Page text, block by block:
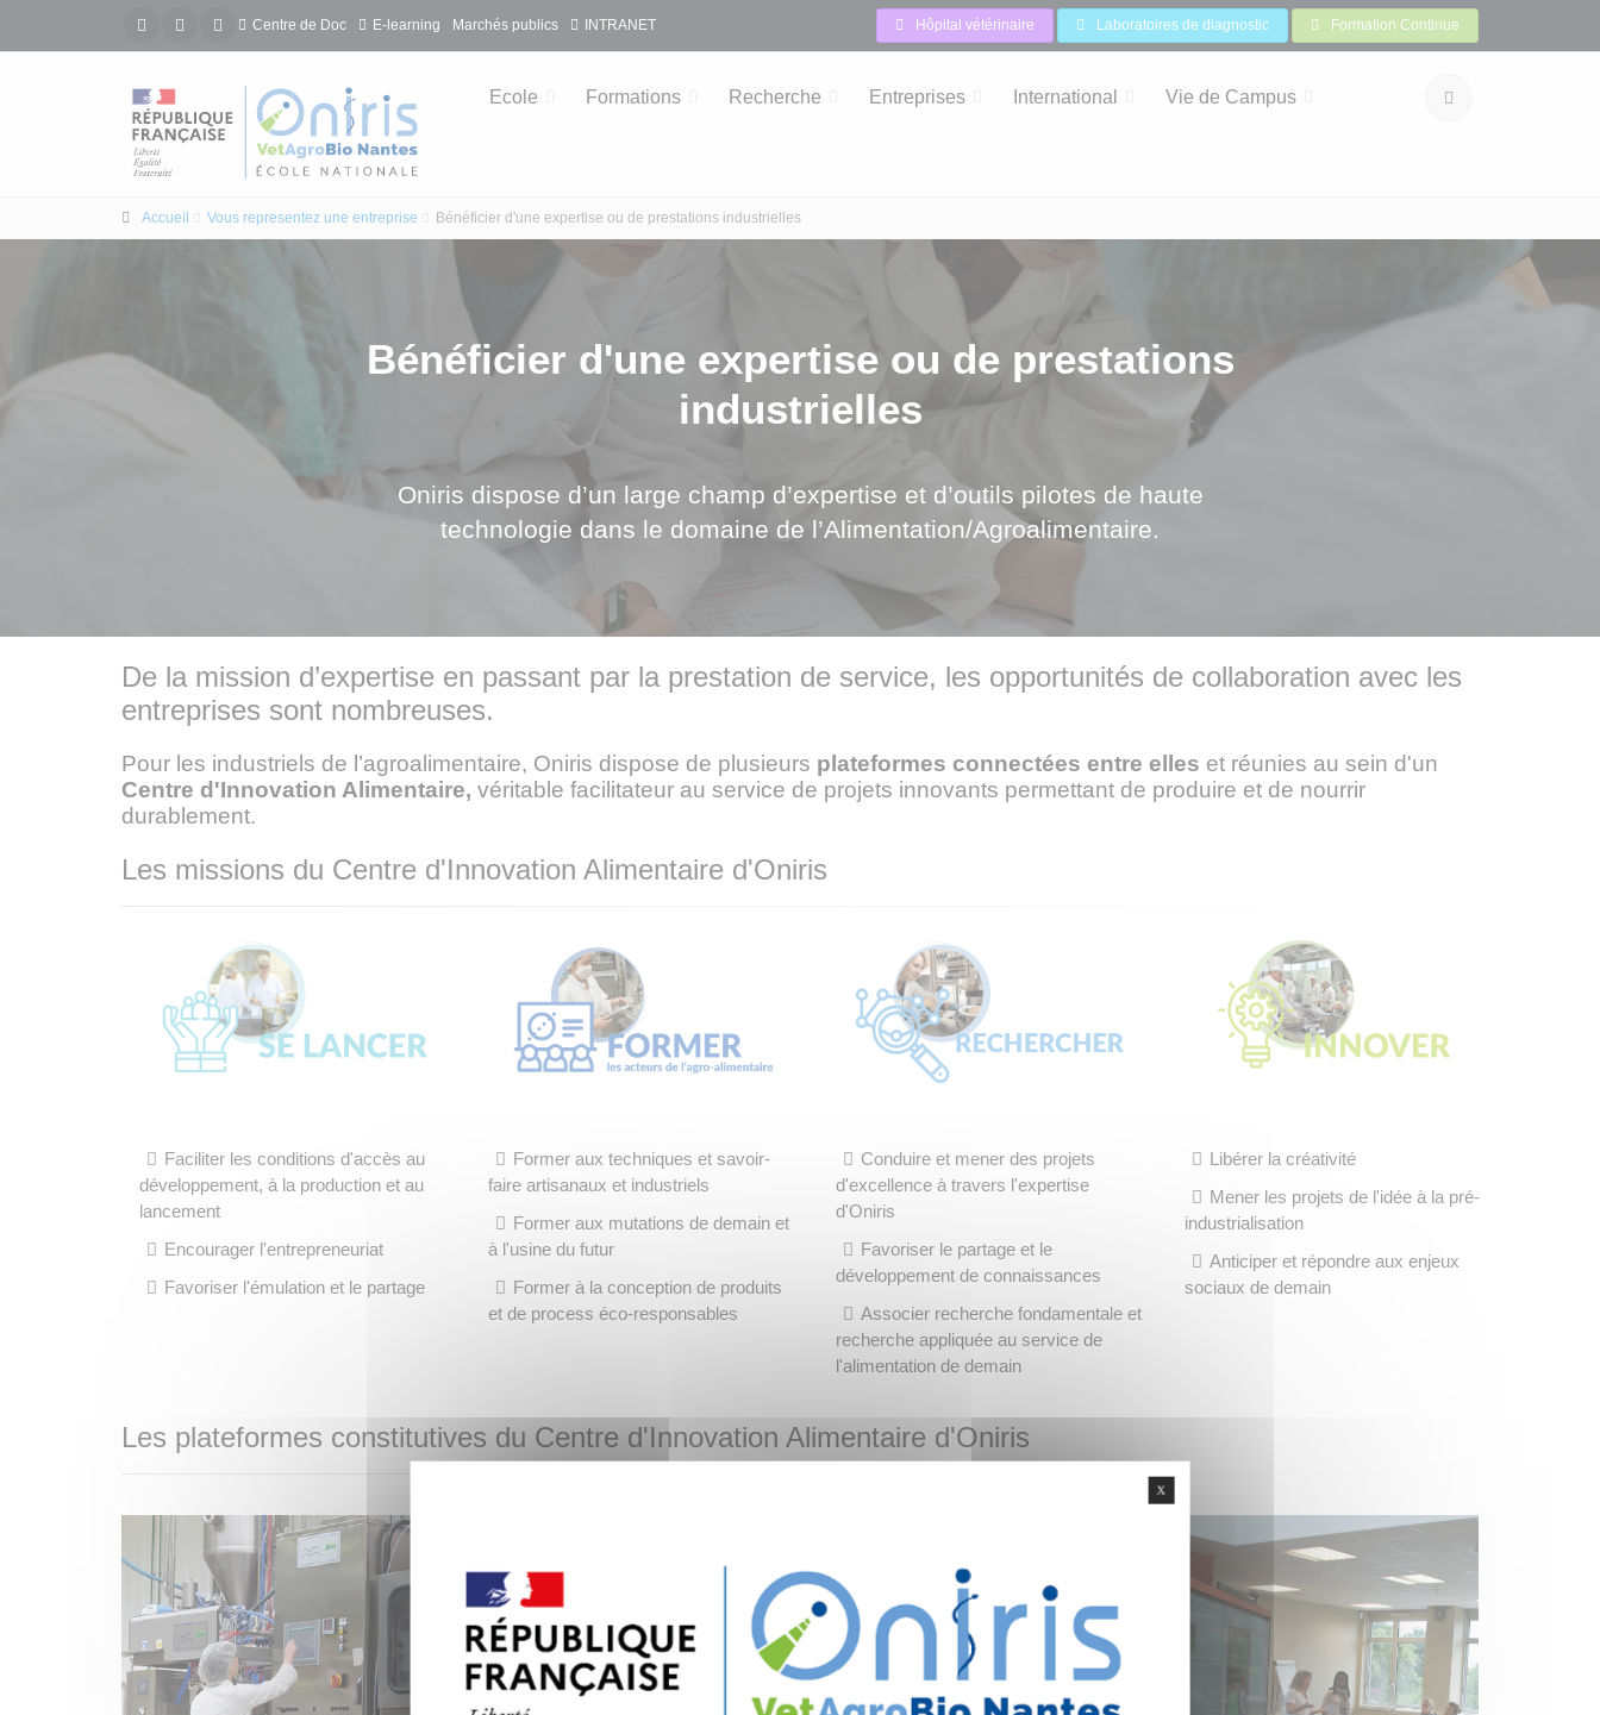
Centre de Doc E-learning Marchés publics INTRANET Hôpital vétérinaire Laboratoires de diagnostic Formation Continue
Ecole Formations Recherche Entreprises International Vie de Campus
Accueil Vous representez une entreprise Bénéficier d'une expertise ou de prestations industrielles
Bénéficier d'une expertise ou de prestations
industrielles
Oniris dispose d’un large champ d’expertise et d’outils pilotes de haute
technologie dans le domaine de l’Alimentation/Agroalimentaire.
De la mission d’expertise en passant par la prestation de service, les opportunités de collaboration avec les
entreprises sont nombreuses.
Pour les industriels de l’agroalimentaire, Oniris dispose de plusieurs plateformes connectées entre elles et réunies au sein d'un
Centre d'Innovation Alimentaire, véritable facilitateur au service de projets innovants permettant de produire et de nourrir
durablement.
Les missions du Centre d'Innovation Alimentaire d'Oniris
Faciliter les conditions d'accès au
développement, à la production et au
lancement
Encourager l'entrepreneuriat
Favoriser l'émulation et le partage
Former aux techniques et savoir-
faire artisanaux et industriels
Former aux mutations de demain et
à l'usine du futur
Former à la conception de produits
et de process éco-responsables
Conduire et mener des projets
d'excellence à travers l'expertise
d'Oniris
Favoriser le partage et le
développement de connaissances
Associer recherche fondamentale et
recherche appliquée au service de
l'alimentation de demain
Libérer la créativité
Mener les projets de l'idée à la pré-
industrialisation
Anticiper et répondre aux enjeux
sociaux de demain
Les plateformes constitutives du Centre d'Innovation Alimentaire d'Oniris
X